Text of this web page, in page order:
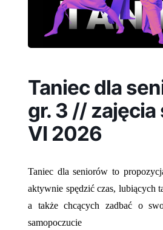
Taniec dla
gr. 3 // zajęcia
VI 2026
Taniec dla seniorów to
aktywnie spędzić czas, lubiących
a także chcących zadbać o
samopoczucie